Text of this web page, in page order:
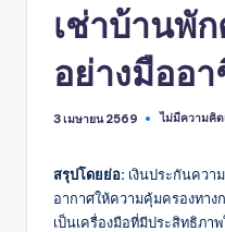
เช่าบ้านพั
อย่างมืออ
3 เมษายน 2569 ไม่มีความคิด
สรุปโดยย่อ: เงินประกันควา
อากาศให้ความคุ้มครองทาง
เป็นเครื่องมือที่มีประสิทธิภ